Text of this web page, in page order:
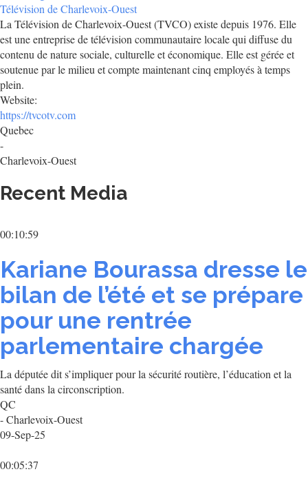
Télévision de Charlevoix-Ouest
La Télévision de Charlevoix-Ouest (TVCO) existe depuis 1976. Elle
est une entreprise de télévision communautaire locale qui diffuse du
contenu de nature sociale, culturelle et économique. Elle est gérée et
soutenue par le milieu et compte maintenant cinq employés à temps
plein.
Website:
https://tvcotv.com
Quebec
-
Charlevoix-Ouest
Recent Media
00:10:59
Kariane Bourassa dresse le
bilan de l’été et se prépare
pour une rentrée
parlementaire chargée
La députée dit s’impliquer pour la sécurité routière, l’éducation et la
santé dans la circonscription.
QC
- Charlevoix-Ouest
09-Sep-25
00:05:37